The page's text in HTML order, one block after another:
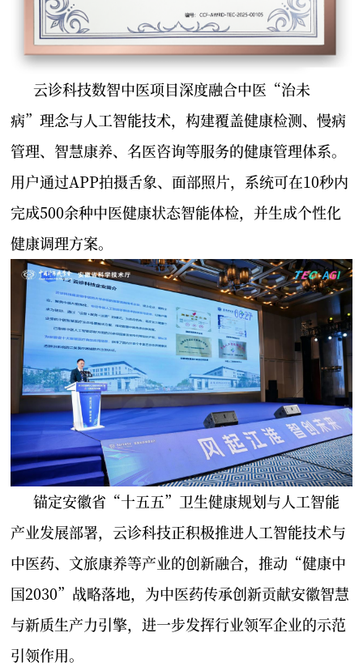
云诊科技数智中医项目深度融合中医“治未
病”理念与人工智能技术，构建覆盖健康检测、慢病
管理、智慧康养、名医咨询等服务的健康管理体系。
用户通过APP拍摄舌象、面部照片，系统可在10秒内
完成500余种中医健康状态智能体检，并生成个性化
健康调理方案。
锚定安徽省“十五五”卫生健康规划与人工智能
产业发展部署，云诊科技正积极推进人工智能技术与
中医药、文旅康养等产业的创新融合，推动“健康中
国2030”战略落地，为中医药传承创新贡献安徽智慧
与新质生产力引擎，进一步发挥行业领军企业的示范
引领作用。